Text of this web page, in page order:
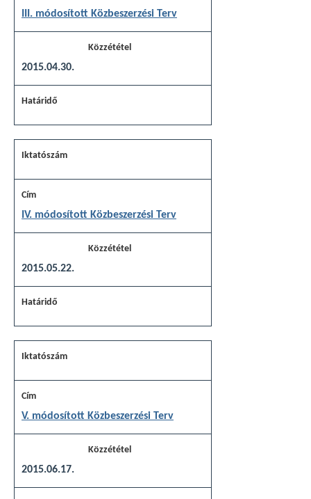
III. módosított Közbeszerzési Terv
2015.04.30.
IV. módosított Közbeszerzési Terv
2015.05.22.
V. módosított Közbeszerzési Terv
2015.06.17.